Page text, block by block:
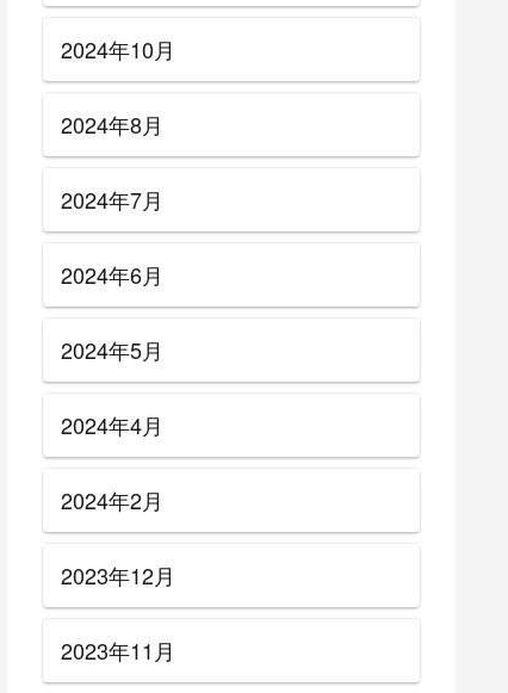
2024年10月
2024年8月
2024年7月
2024年6月
2024年5月
2024年4月
2024年2月
2023年12月
2023年11月